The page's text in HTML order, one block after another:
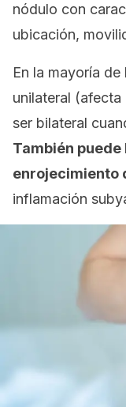
nódulo con
ubicación,
En la mayoría
unilateral (afecta
ser bilateral
También
enrojecimiento
inflamación